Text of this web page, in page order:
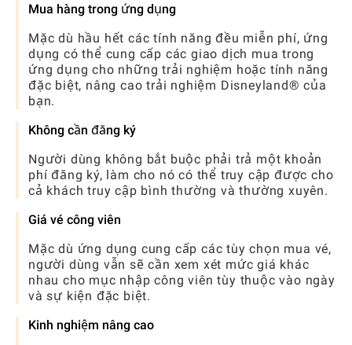
Mua hàng trong ứng dụng
Mặc dù hầu hết các tính năng đều miễn phí, ứng
dụng có thể cung cấp các giao dịch mua trong
ứng dụng cho những trải nghiệm hoặc tính năng
đặc biệt, nâng cao trải nghiệm Disneyland® của
bạn.
Không cần đăng ký
Người dùng không bắt buộc phải trả một khoản
phí đăng ký, làm cho nó có thể truy cập được cho
cả khách truy cập bình thường và thường xuyên.
Giá vé công viên
Mặc dù ứng dụng cung cấp các tùy chọn mua vé,
người dùng vẫn sẽ cần xem xét mức giá khác
nhau cho mục nhập công viên tùy thuộc vào ngày
và sự kiện đặc biệt.
Kinh nghiệm nâng cao